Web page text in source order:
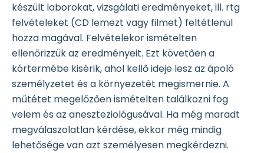
készült laborokat, vizsgálati eredményeket, ill. rtg
felvételeket (CD lemezt vagy filmet) feltétlenül
hozza magával. Felvételekor ismételten
ellenőrizzük az eredményeit. Ezt követően a
kórtermébe kisérik, ahol kellő ideje lesz az ápoló
személyzetet és a környezetét megismernie. A
műtétet megelőzően ismételten találkozni fog
velem és az aneszteziológusával. Ha még maradt
megválaszolatlan kérdése, ekkor még mindig
lehetősége van azt személyesen megkérdezni.